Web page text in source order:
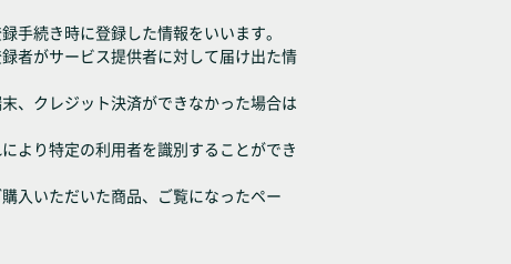
手続き時に登録した情報をいいます。
者がサービス提供者に対して届け出た情
、クレジット決済ができなかった場合は
より特定の利用者を識別することができ
入いただいた商品、ご覧になったペー